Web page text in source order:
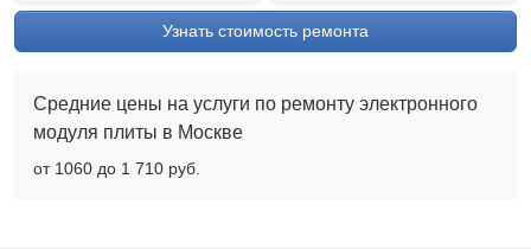
Узнать стоимость ремонта
Средние цены на услуги по ремонту электронного
модуля плиты в Москве
от 1060 до 1 710 pyб.